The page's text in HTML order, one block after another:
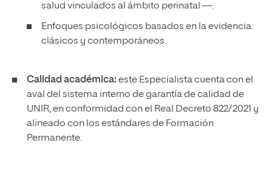
salud vinculados al ámbito perinatal —.
Enfoques psicológicos basados en la evidencia:
clásicos y contemporáneos.
Calidad académica: este Especialista cuenta con el
aval del sistema interno de garantía de calidad de
UNIR, en conformidad con el Real Decreto 822/2021 y
alineado con los estándares de Formación
Permanente.